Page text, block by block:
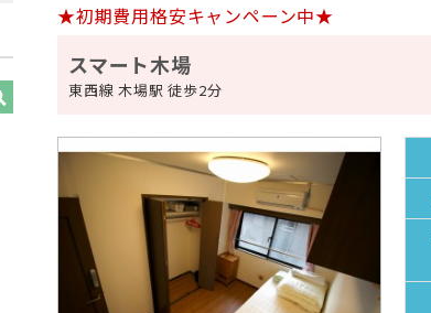
★初期費用格安キャンペーン中★
スマート木場
東西線 木場駅 徒歩2分